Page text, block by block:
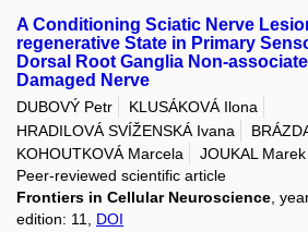
A Conditioning Sciatic Nerve
regenerative State in Primary
Dorsal Root Ganglia Non-
Damaged Nerve
DUBOVÝ Petr
KLUSÁKOVÁ Ilona
HRADILOVÁ SVÍŽENSKÁ Ivana
KOHOUTKOVÁ Marcela
JOUKAL Marek
Peer-reviewed scientific article
Frontiers in Cellular Neuroscience ,
edition: 11, DOI